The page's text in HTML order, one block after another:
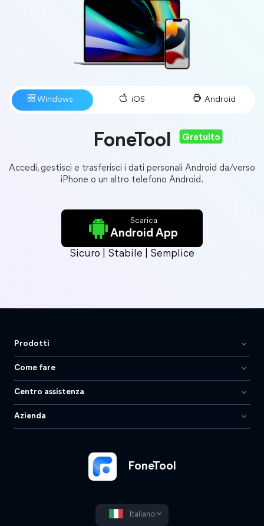
FoneTool Gratuito
Accedi, gestisci e trasferisci i dati personali Android da/verso
iPhone o un altro telefono Android.
Scarica
Android App
Sicuro | Stabile | Semplice
FoneTool
Italiano
Prodotti
Come fare
Centro assistenza
Azienda